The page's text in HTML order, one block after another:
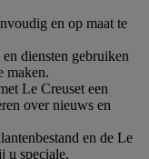
en op maat te
diensten gebruiken
maken.
Le Creuset een
over nieuws en
en de Le
u speciale,